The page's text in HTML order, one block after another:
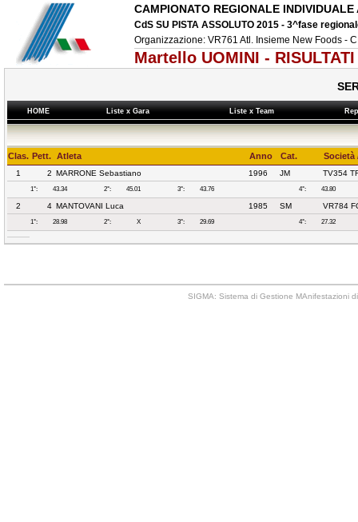
CAMPIONATO REGIONALE INDIVIDUALE
CdS SU PISTA ASSOLUTO 2015 - 3^fase
Organizzazione: VR761 Atl. Insieme New Foods -
Martello UOMINI - RISULTATI
HOME Liste x Gara Liste x Team
Clas. Pett. Atleta Anno Cat. Società
1 2 MARRONE Sebastiano 1996 JM TV354
1°: 43.34 2°: 45.01 3°: 43.76 4°: 43.80
2 4 MANTOVANI Luca 1985 SM VR784
1°: 28.98 2°: X 3°: 29.69 4°: 27.32
SIGMA: Sistema di Gestione MAnifestazioni